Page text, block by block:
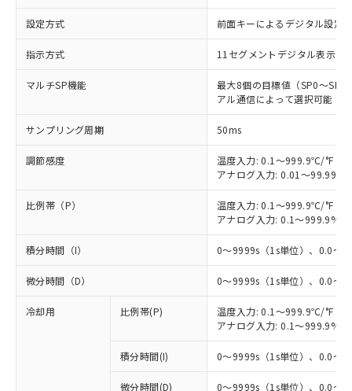
設定方式 前面キーによるデジタル設定
指示方式 11セグメントデジタル表示お
マルチSP機能
最大8個の目標値（SP0～SP7
アル通信によって選択可能
サンプリング周期 50ms
調節感度
温度入力: 0.1～999.9℃/°F（
アナログ入力: 0.01～
比例帯（P）
温度入力: 0.1～999.9℃/°F（
アナログ入力: 0.1～
積分時間（I） 0～9999s（1s単位）、0.0～
微分時間（D） 0～9999s（1s単位）、0.0～
冷却用 比例帯(P)
温度入力: 0.1～999.9℃/°F（
アナログ入力: 0.1～
積分時間(I) 0～9999s（1s単位）、0.0～
微分時間(D) 0～9999s（1s単位）、0.0～